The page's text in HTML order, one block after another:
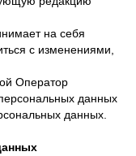
на себя
с изменениями,
Оператор
данных
данных.